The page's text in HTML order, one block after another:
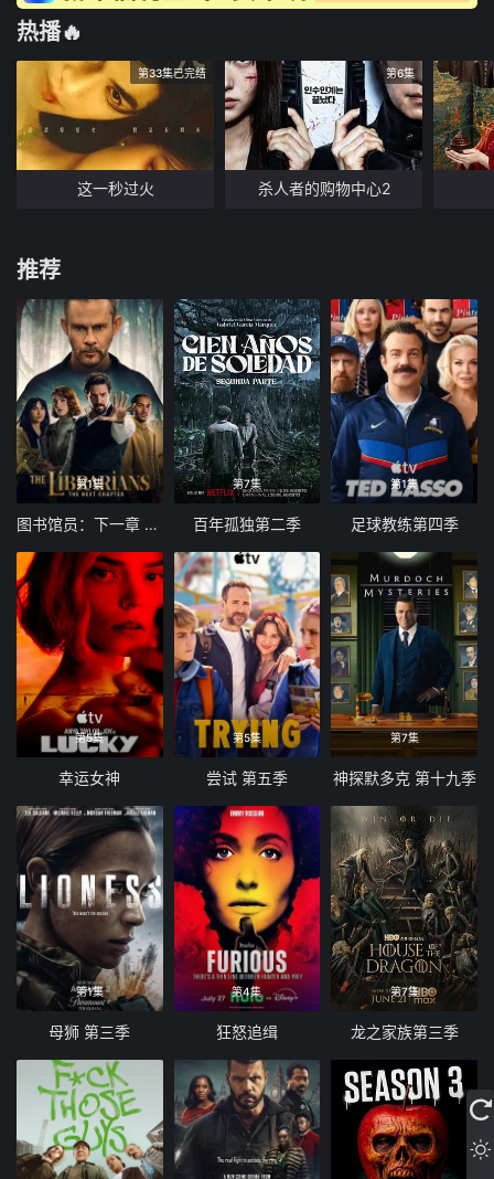
热播🔥
第33集已完结
这一秒过火
第6集
杀人者的购物中心2
推荐
第1集
图书馆员：下一章 第二季
第7集
百年孤独第二季
第1集
足球教练第四季
第5集
幸运女神
第5集
尝试 第五季
第7集
神探默多克 第十九季
第1集
母狮 第三季
第4集
狂怒追缉
第7集
龙之家族第三季